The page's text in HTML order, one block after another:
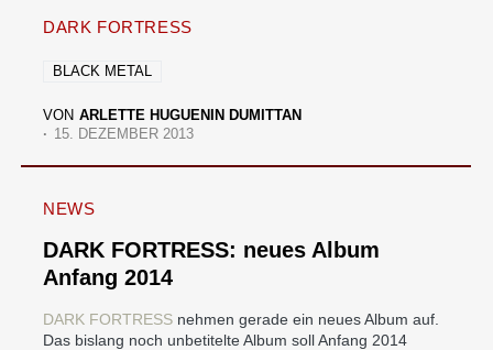
DARK FORTRESS
BLACK METAL
VON ARLETTE HUGUENIN DUMITTAN
15. DEZEMBER 2013
NEWS
DARK FORTRESS: neues Album
Anfang 2014
DARK FORTRESS nehmen gerade ein neues Album auf.
Das bislang noch unbetitelte Album soll Anfang 2014